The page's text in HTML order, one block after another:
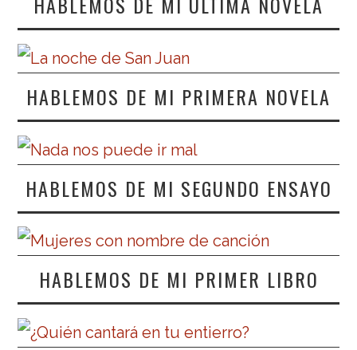
HABLEMOS DE MI PRIMERA NOVELA
HABLEMOS DE MI SEGUNDO ENSAYO
HABLEMOS DE MI PRIMER LIBRO